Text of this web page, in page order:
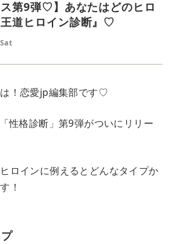
ス第9弾♡】あなたはどのヒロ
道ヒロイン診断』♡
！恋愛jp編集部です♡
性格診断」第9弾がついにリリー
ロインに例えるとどんなタイプか
！